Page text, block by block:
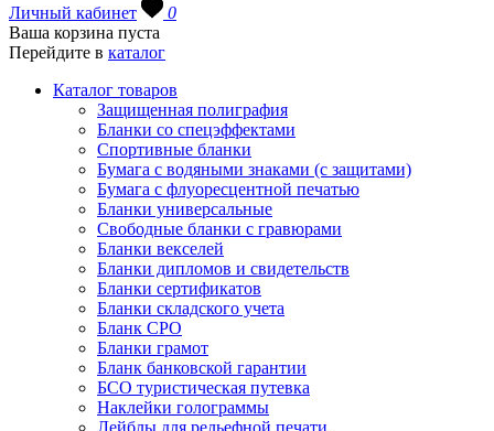
Личный кабинет
0
Ваша корзина пуста
Перейдите в каталог
Каталог товаров
Защищенная полиграфия
Бланки со спецэффектами
Спортивные бланки
Бумага с водяными знаками (с защитами)
Бумага с флуоресцентной печатью
Бланки универсальные
Свободные бланки с гравюрами
Бланки векселей
Бланки дипломов и свидетельств
Бланки сертификатов
Бланки складского учета
Бланк СРО
Бланки грамот
Бланк банковской гарантии
БСО туристическая путевка
Наклейки голограммы
Лейблы для рельефной печати